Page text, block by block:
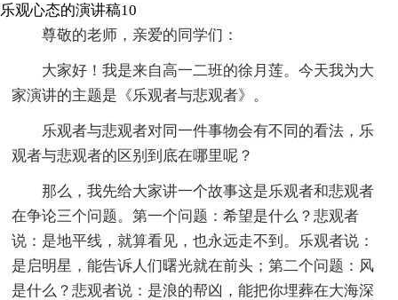
乐观心态的演讲稿10
尊敬的老师，亲爱的同学们：
大家好！我是来自高一二班的徐月莲。今天我为大
家演讲的主题是《乐观者与悲观者》。
乐观者与悲观者对同一件事物会有不同的看法，乐
观者与悲观者的区别到底在哪里呢？
那么，我先给大家讲一个故事这是乐观者和悲观者
在争论三个问题。第一个问题：希望是什么？悲观者
说：是地平线，就算看见，也永远走不到。乐观者说：
是启明星，能告诉人们曙光就在前头；第二个问题：风
是什么？悲观者说：是浪的帮凶，能把你埋葬在大海深